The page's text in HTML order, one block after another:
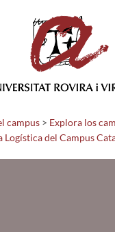
campus > Explora los
Logística del Campus